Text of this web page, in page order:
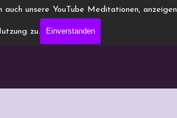
unsere YouTube Meditationen,
zu. Einverstanden